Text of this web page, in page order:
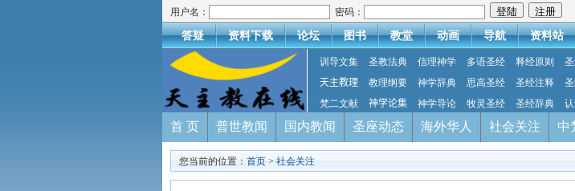
用户名： 密码：
答疑 资料下载 论坛 图书 教堂 动画 导航 资料站
训导文集 圣教法典 信理神学 多语圣经 释经原则
天主教理
教理纲要 神学辞典 思高圣经 圣经注释
梵二文献
神学论集 神学导论 牧灵圣经 圣经辞典
首 页 普世教闻 国内教闻 圣座动态 海外华人 社会关注 中
您当前的位置： 首页 > 社会关注